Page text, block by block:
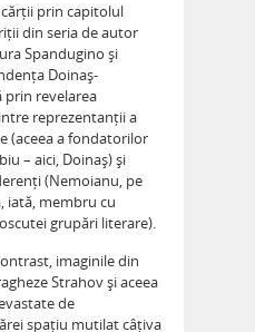
prin capitolul
din seria de autor
Spandugino și
Doinaș-
prin revelarea
reprezentanții a
(aceea a fondatorilor
– aici, Doinaș) și
(Nemoianu, pe
iată, membru cu
grupări literare).
imaginile din
Strahov și aceea
de
spațiu mutilat câțiva